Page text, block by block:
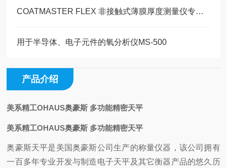
COATMASTER FLEX 非接触式薄膜厚度测量仪专业文献汇编
用于半导体、电子元件的氧分析仪MS-500
产品介绍
美系精工OHAUS奥豪斯 多功能精密天平
美系精工OHAUS奥豪斯 多功能精密天平
奥豪斯天平是美国奥豪斯公司生产的称量仪器，该公司拥有
一百多年专业开发与制造电子天平及其它衡器产品的悠久历